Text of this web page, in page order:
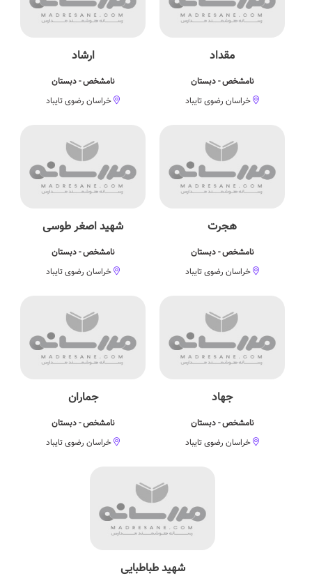
مقداد
نامشخص - دبستان
خراسان رضوی تایباد
ارشاد
نامشخص - دبستان
خراسان رضوی تایباد
هجرت
نامشخص - دبستان
خراسان رضوی تایباد
شهید اصغر طوسی
نامشخص - دبستان
خراسان رضوی تایباد
جهاد
نامشخص - دبستان
خراسان رضوی تایباد
جماران
نامشخص - دبستان
خراسان رضوی تایباد
شهید طباطبایی